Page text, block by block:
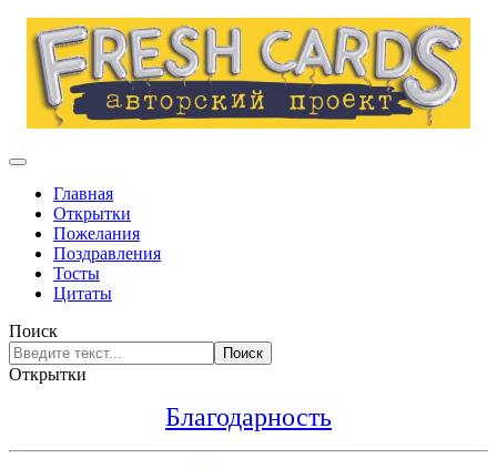
Главная
Открытки
Пожелания
Поздравления
Тосты
Цитаты
Поиск
Поиск
Открытки
Благодарность